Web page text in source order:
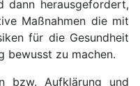
dann herausgefordert,
Maßnahmen die mit
für die Gesundheit
bewusst zu machen.
bzw. Aufklärung und